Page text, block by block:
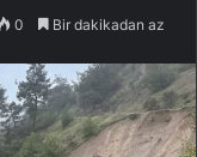
0 Bir dakikadan az